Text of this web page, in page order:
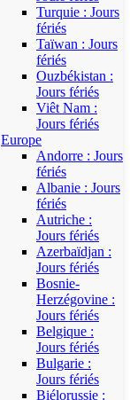
Turquie : Jours
fériés
Taïwan : Jours
fériés
Ouzbékistan :
Jours fériés
Viêt Nam :
Jours fériés
Europe
Andorre : Jours
fériés
Albanie : Jours
fériés
Autriche :
Jours fériés
Azerbaïdjan :
Jours fériés
Bosnie-
Herzégovine :
Jours fériés
Belgique :
Jours fériés
Bulgarie :
Jours fériés
Biélorussie :